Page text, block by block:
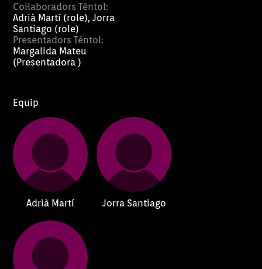
Col·laboradors Téntol:
Adrià Martí (role), Jorra
Santiago (role)
Presentadors Téntol:
Margalida Mateu
(Presentadora )
Equip
Adrià Martí Jorra Santiago